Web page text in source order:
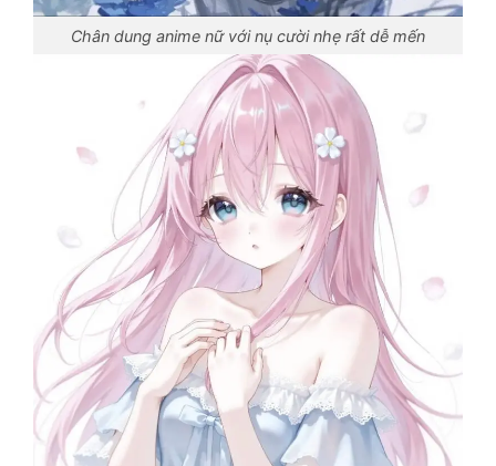
Chân dung anime nữ với nụ cười nhẹ rất dễ mến